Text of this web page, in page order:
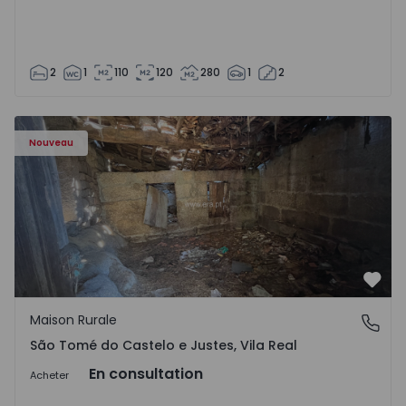
2 1 110 120 280 1 2
Nouveau
Maison Vila Real, São Tomé do Castelo e Justes -
São Tomé do Castelo e Justes, Vila Real
Maison Rurale
São Tomé do Castelo e Justes, Vila Real
Acheter En consultation